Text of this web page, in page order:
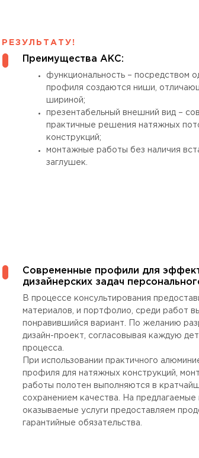
Преимущества АКС:
функциональность – посредством
профиля создаются ниши,
шириной;
презентабельный внешний вид –
практичные решения натяжных
конструкций;
монтажные работы без наличия
заглушек.
Современные профили для
дизайнерских задач
В процессе консультирования
материалов, и портфолио, среди работ
понравившийся вариант. По желанию
дизайн-проект, согласовывая каждую
процесса.
При использовании практичного
профиля для натяжных конструкций,
работы полотен выполняются в
сохранением качества. На предлагаемые
оказываемые услуги предоставляем
гарантийные обязательства.